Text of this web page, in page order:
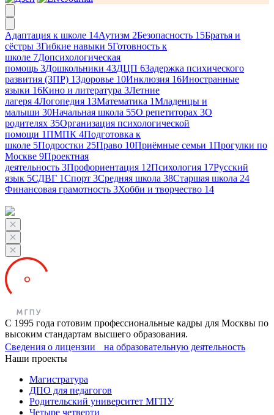
Адаптация к школе 14Аутизм 2Безопасность 15Братья и
сёстры 3Гибкие навыки 5Готовность к
школе 7Допсихологическая
помощь 3Дошкольники 43ДЦП 6Задержка психического
развития (ЗПР) 1Здоровье 10Инклюзия 16Иностранные
языки 16Кино и литература 3Летние
лагеря 4Логопедия 13Математика 1Младенцы и
малыши 30Начальная школа 55О репетиторах 3О
родителях 35Организация психологической
помощи 1ПМПК 4Подготовка к
школе 5Подростки 25Право 10Приёмные семьи 1Прогулки по
Москве 9Проектная
деятельность 3Профориентация 12Психология 17Русский
язык 5СДВГ 1Спорт 3Средняя школа 38Старшая школа 24
Финансовая грамотность 3Хобби и творчество 14
С 1995 года готовим профессиональные кадры для Москвы по
высоким стандартам высшего образования.
Сведения о лицензии на образовательную деятельность
Наши проекты
Магистратура
ДПО для педагогов
Родительский университет МГПУ
Четыре четверти